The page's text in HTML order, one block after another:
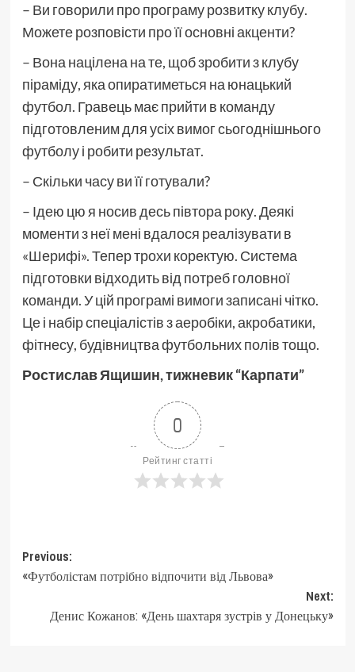
– Ви говорили про програму розвитку клубу.
Можете розповісти про її основні акценти?
– Вона націлена на те, щоб зробити з клубу
піраміду, яка опиратиметься на юнацький
футбол. Гравець має прийти в команду
підготовленим для усіх вимог сьогоднішнього
футболу і робити результат.
– Скільки часу ви її готували?
– Ідею цю я носив десь півтора року. Деякі
моменти з неї мені вдалося реалізувати в
«Шерифі». Тепер трохи коректую. Система
підготовки відходить від потреб головної
команди. У цій програмі вимоги записані чітко.
Це і набір спеціалістів з аеробіки, акробатики,
фітнесу, будівництва футбольних полів тощо.
Ростислав Ящишин, тижневик “Карпати”
0
Рейтинг статті
Post
navigation
Previous:
«Футболістам потрібно відпочити від Львова»
Next:
Денис Кожанов: «День шахтаря зустрів у Донецьку»